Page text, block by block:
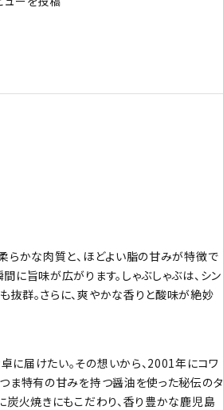
らかな肉質と、ほどよい脂の甘みが特徴で
旨味が広がります。しゃぶしゃぶは、シン
群。さらに、爽やかな香りと酸味が絶妙
に届けたい。その想いから、2001年にコワ
ま特有の甘みを持つ醤油を使った秘伝のタ
炭火焼きにもこだわり、香り豊かな鹿児島